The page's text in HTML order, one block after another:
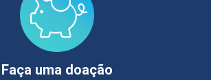
Faça uma doação